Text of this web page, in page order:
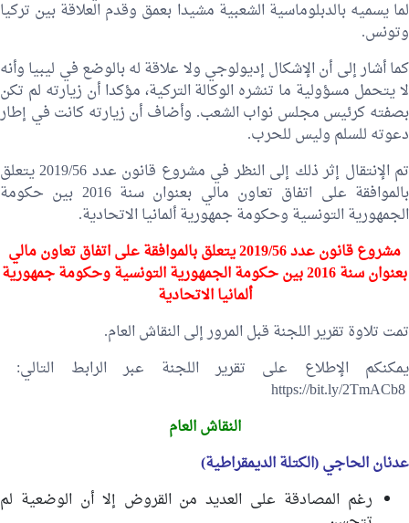
لما يسميه بالدبلوماسية الشعبية مشيدا بعمق وقدم العلاقة بين تركيا
وتونس.
كما أشار إلى أن الإشكال إديولوجي ولا علاقة له بالوضع في ليبيا وأنه
لا يتحمل مسؤولية ما تنشره الوكالة التركية، مؤكدا أن زيارته لم تكن
بصفته كرئيس مجلس نواب الشعب. وأضاف أن زيارته كانت في إطار
دعوته للسلم وليس للحرب.
تم الإنتقال إثر ذلك إلى النظر في مشروع قانون عدد 2019/56 يتعلق
بالموافقة على اتفاق تعاون مالي بعنوان سنة 2016 بين حكومة
الجمهورية التونسية وحكومة جمهورية ألمانيا الاتحادية.
مشروع قانون عدد 2019/56 يتعلق بالموافقة على اتفاق تعاون مالي
بعنوان سنة 2016 بين حكومة الجمهورية التونسية وحكومة جمهورية
ألمانيا الاتحادية
تمت تلاوة تقرير اللجنة قبل المرور إلى النقاش العام.
يمكنكم الإطلاع على تقرير اللجنة عبر الرابط التالي:
النقاش العام
عدنان الحاجي (الكتلة الديمقراطية)
رغم المصادقة على العديد من القروض إلا أن الوضعية لم